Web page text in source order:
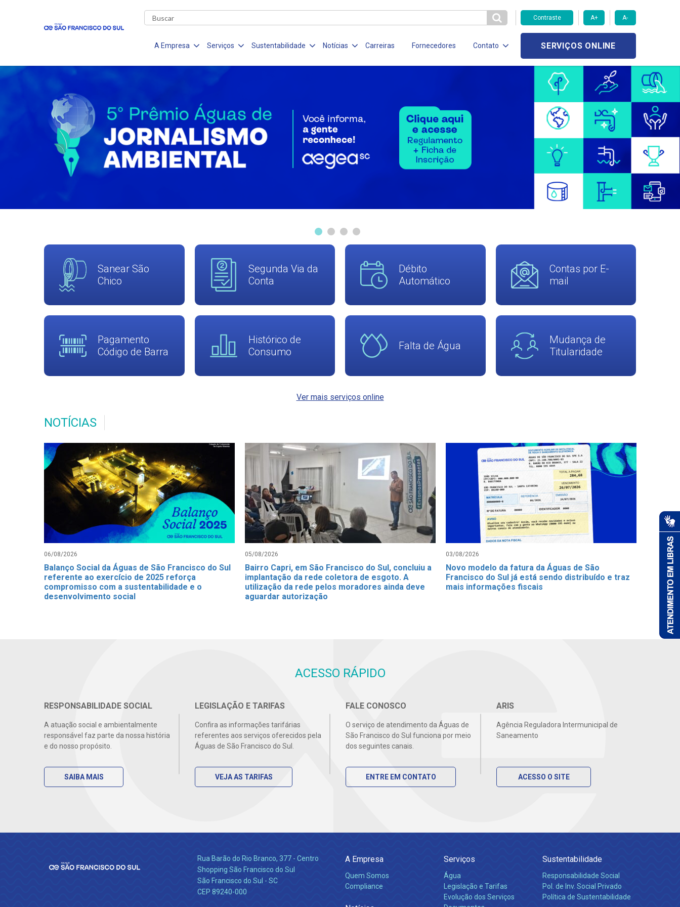
Contraste A+ A-
A Empresa Serviços Sustentabilidade Notícias Carreiras Fornecedores Contato SERVIÇOS ONLINE
Sanear São
Chico
Segunda Via da
Conta
Débito
Automático
Contas por E-
mail
Pagamento
Código de Barra
Histórico de
Consumo
Falta de Água
Mudança de
Titularidade
Ver mais serviços online
NOTÍCIAS
06/08/2026
Balanço Social da Águas de São Francisco do Sul
referente ao exercício de 2025 reforça
compromisso com a sustentabilidade e o
desenvolvimento social
05/08/2026
Bairro Capri, em São Francisco do Sul, concluiu a
implantação da rede coletora de esgoto. A
utilização da rede pelos moradores ainda deve
aguardar autorização
03/08/2026
Novo modelo da fatura da Águas de São
Francisco do Sul já está sendo distribuído e traz
mais informações fiscais
ACESSO RÁPIDO
RESPONSABILIDADE SOCIAL
A atuação social e ambientalmente
responsável faz parte da nossa história
e do nosso propósito.
SAIBA MAIS
LEGISLAÇÃO E TARIFAS
Confira as informações tarifárias
referentes aos serviços oferecidos pela
Águas de São Francisco do Sul.
VEJA AS TARIFAS
FALE CONOSCO
O serviço de atendimento da Águas de
São Francisco do Sul funciona por meio
dos seguintes canais.
ENTRE EM CONTATO
ARIS
Agência Reguladora Intermunicipal de
Saneamento
ACESSO O SITE
Rua Barão do Rio Branco, 377 - Centro
Shopping São Francisco do Sul
São Francisco do Sul - SC
CEP 89240-000
A Empresa
Quem Somos
Compliance
Serviços
Água
Legislação e Tarifas
Evolução dos Serviços
Sustentabilidade
Responsabilidade Social
Pol. de Inv. Social Privado
Política de Sustentabilidade